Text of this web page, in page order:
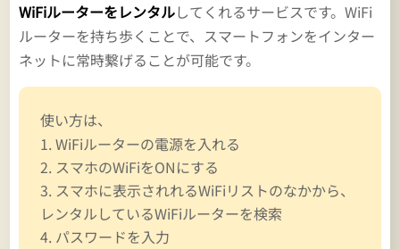
WiFiルーターをレンタルしてくれるサービスです。WiFi
ルーターを持ち歩くことで、スマートフォンをインター
ネットに常時繋げることが可能です。
使い方は、
WiFiルーターの電源を入れる
スマホのWiFiをONにする
スマホに表示されれるWiFiリストのなかから、
レンタルしているWiFiルーターを検索
パスワードを入力